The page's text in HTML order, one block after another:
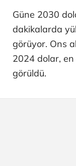
Güne 2030
dakikalarda
görüyor. Ons
2024 dolar,
görüldü.